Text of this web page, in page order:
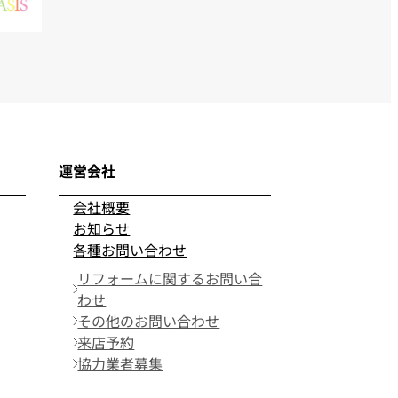
運営会社
会社概要
お知らせ
各種お問い合わせ
リフォームに関するお問い合
わせ
その他のお問い合わせ
来店予約
協力業者募集